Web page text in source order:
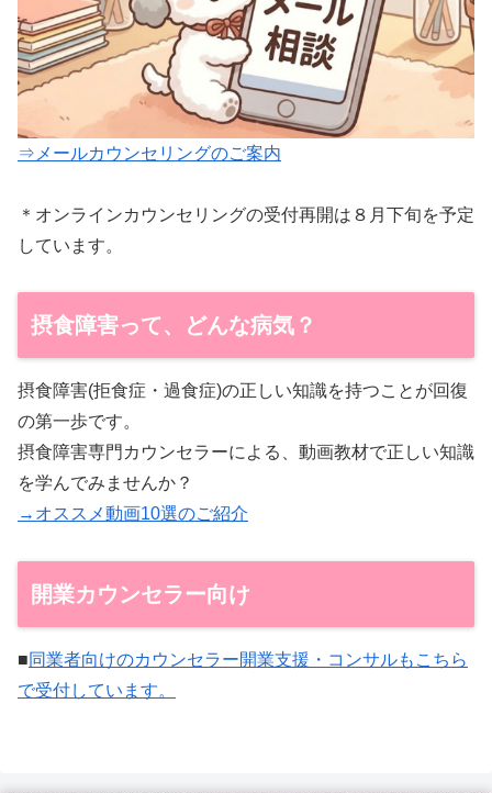
⇒メールカウンセリングのご案内
＊オンラインカウンセリングの受付再開は８月下旬を予定
しています。
摂食障害って、どんな病気？
摂食障害(拒食症・過食症)の正しい知識を持つことが回復
の第一歩です。
摂食障害専門カウンセラーによる、動画教材で正しい知識
を学んでみませんか？
→オススメ動画10選のご紹介
開業カウンセラー向け
■同業者向けのカウンセラー開業支援・コンサルもこちら
で受付しています。